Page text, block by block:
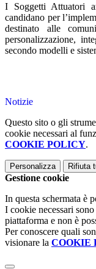
I Soggetti Attuatori
candidano per
destinato alle
personalizzazione,
secondo modelli e
Notizie
Questo sito o gli
cookie necessari al
COOKIE POLICY.
Personalizza Rifiuta
Gestione cookie
In questa schermata è
I cookie necessari
piattaforma e non è
Per conoscere quali
visionare la COOKIE